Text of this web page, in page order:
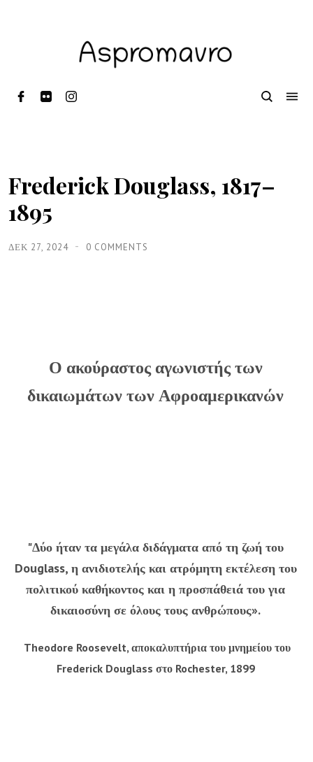
Frederick Douglass, 1817–
1895
ΔΕΚ 27, 2024 0 COMMENTS
Ο ακούραστος αγωνιστής των
δικαιωμάτων των Αφροαμερικανών
"Δύο ήταν τα μεγάλα διδάγματα από τη ζωή του
Douglass, η ανιδιοτελής και ατρόμητη εκτέλεση του
πολιτικού καθήκοντος και η προσπάθειά του για
δικαιοσύνη σε όλους τους ανθρώπους».
Theodore Roosevelt, αποκαλυπτήρια του μνημείου του
Frederick Douglass στο Rochester, 1899